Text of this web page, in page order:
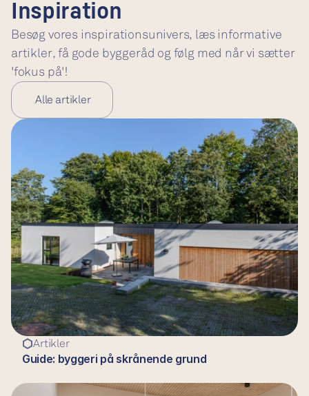
Inspiration
Besøg vores inspirationsunivers, læs informative
artikler, få gode byggeråd og følg med når vi sætter
'fokus på'!
Alle artikler
Artikler
Guide: byggeri på skrånende grund